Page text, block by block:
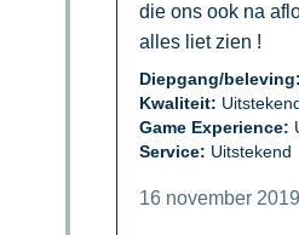
die ons ook na
alles liet zien !
Diepgang/beleving:
Kwaliteit:
Game Experience:
Service: Uitstekend
16 november 2019